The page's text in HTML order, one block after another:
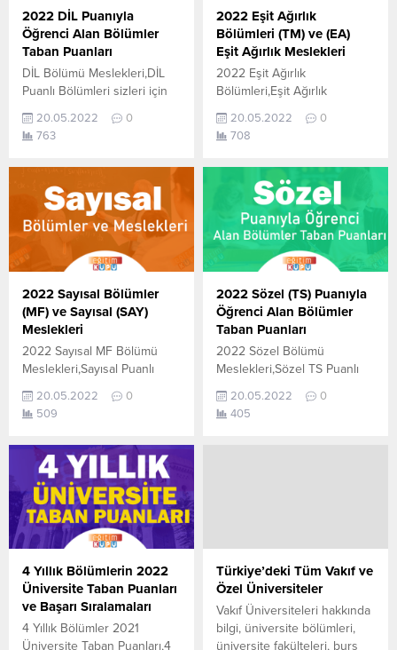
YKS’de sizlere fikir vermesi...
girip tercih yapacak olan
üniversite adayları bu başarı
sıralamalarını...
2022 DİL Puanıyla
Öğrenci Alan Bölümler
Taban Puanları
DİL Bölümü Meslekleri,DİL
Puanlı Bölümleri sizleri için
hangi bölümlere girilir ?.
Öğrencilerin en çok merak
bölümü ile alınacak bölümler
ve puanların ne
olacağı.İngilizce Dil
bölümleri,Dil bölümleri Taban
Puanları 2022,Dil bölümleri
meslekleri,Mütercim
Tercümanlık bölümleri,2 Yıllık
DİL bölümleri,İngiliz Dili ve
Edebiyatı Taban Puanları
20.05.2022
0
763
2022 Eşit Ağırlık
Bölümleri (TM) ve (EA)
Eşit Ağırlık Meslekleri
2022 Eşit Ağırlık
Bölümleri,Eşit Ağırlık
Bölümleri,TM Meslekleri,Eşit
Ağırlık Puanları,TM
Taban Puanları sizleri için
derledik. Öğrencilerin en
çok merak ettiği konuların
başında eşit ağırlık bölümü
ile alınacak bölümler ve
puanların ne olacağı,2 yıllık
eşit ağırlık bölümleri,Eşit
ağırlık bölümleri ve
puanları,Eşit ağırlık bölümleri
meslekleri ve...
20.05.2022
0
708
2022 Sayısal Bölümler
(MF) ve Sayısal (SAY)
Meslekleri
2022 Sayısal MF Bölümü
Meslekleri,Sayısal Puanlı
Taban Puanları sizleri için
derledik. Öğrencilerin en
başında Sayısal bölümü ile
alınacak bölümler ve
puanların ne olacağı,2 yıllık
Sayısal bölümleri,Sayısal
bölümleri ve puanları,Sayısal
bölümleri Meslekleri,Sayısal
meslekleri ve
maaşları,Sayısal
dersleri,Sayısal bölümleri ve
puanları 2022,4 yıllık Sayısal
bölümleri nelerdir?,Sayısal...
20.05.2022
0
509
2022 Sözel (TS) Puanıyla
Öğrenci Alan Bölümler
Taban Puanları
2022 Sözel Bölümü
Meslekleri,Sözel TS Puanlı
derledik. Öğrencilerin en
çok merak ettiği konuların
Bölümler,En iyi Sözel
Bölümler,4 Yıllık sözel
bölümler,Sözel
meslekler,Gastronomi Taban
Puanları,Okul Öncesi...
20.05.2022
0
405
4 Yıllık Bölümlerin 2022
Üniversite Taban Puanları
ve Başarı Sıralamaları
4 Yıllık Bölümler 2021
Üniversite Taban Puanları,4
Türkiye’deki Tüm Vakıf ve
Özel Üniversiteler
Vakıf Üniversiteleri hakkında
bilgi, üniversite bölümleri,
üniversite fakülteleri, burs